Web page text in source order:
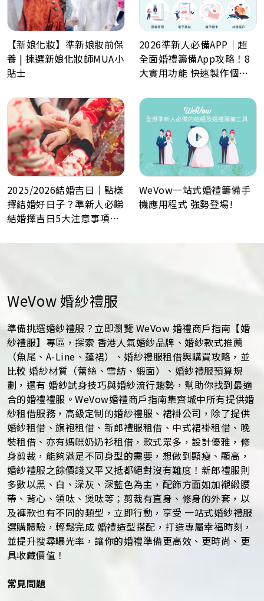
【新娘化妝】準新娘妝前保
養 | 揀選新娘化妝師MUA小
貼士
2026準新人必備APP｜超
全面婚禮籌備App攻略！8
大實用功能 快速製作個人
數日程表、預算表、婚禮商
戶一鍵查詢
2025/2026結婚吉日｜點樣
擇結婚好日子？準新人必睇
結婚擇吉日5大注意事項！
WeVow一站式婚禮籌備手
機應用程式 強勢登場!
WeVow 婚紗禮服
準備挑選婚紗禮服？立即瀏覽 WeVow 婚禮商戶指南【婚
紗禮服】專區，探索 香港人氣婚紗品牌、婚紗款式推薦
（魚尾、A-Line、蓬裙）、婚紗禮服租借與購買攻略，並
比較 婚紗材質（蕾絲、雪紡、緞面）、婚紗禮服預算規
劃，還有 婚紗試身技巧與婚紗流行趨勢，幫助你找到最適
合的婚禮禮服。WeVow婚禮商戶指南集齊城中所有提供婚
紗租借服務，高級定制的婚紗禮服、裙褂公司，除了提供
婚紗租借、旗袍租借、新郎禮服租借、中式裙褂租借、晚
裝租借、亦有媽咪奶奶衫租借，款式眾多，設計優雅，修
身剪裁，能夠滿足不同身型的需要，想做到顯瘦、顯高，
婚紗禮服之餘價錢又平又抵都絕對沒有難度！新郎禮服則
多數以黑、白、深灰、深藍色為主，配飾方面如加襯緞腰
帶、背心、領呔、煲呔等；剪裁有直身、修身的外套，以
及褲款也有不同的類型，立即行動，享受 一站式婚紗禮服
選購體驗，輕鬆完成 婚禮造型搭配，打造專屬幸福時刻，
並提升搜尋曝光率，讓你的婚禮準備更高效、更時尚、更
具收藏價值！
常見問題